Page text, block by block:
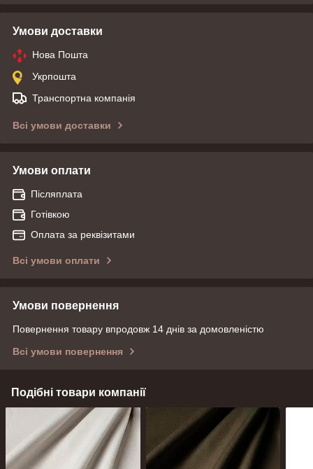
Умови доставки
Нова Пошта
Укрпошта
Транспортна компанія
Всі умови доставки
Умови оплати
Післяплата
Готівкою
Оплата за реквізитами
Всі умови оплати
Умови повернення
Повернення товару впродовж 14 днів за домовленістю
Всі умови повернення
Подібні товари компанії